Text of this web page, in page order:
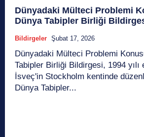
Dünyadaki Mülteci Problemi
Dünya Tabipler Birliği
Bildirgeler Şubat 17, 2026
Dünyadaki Mülteci Problemi
Tabipler Birliği Bildirgesi, 1994 yılı
İsveç'in Stockholm kentinde
Dünya Tabipler...